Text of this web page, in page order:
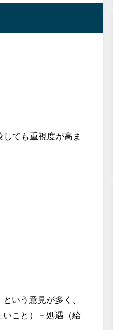
ても重視度が高ま
いう意見が多く、
いこと）＋処遇（給